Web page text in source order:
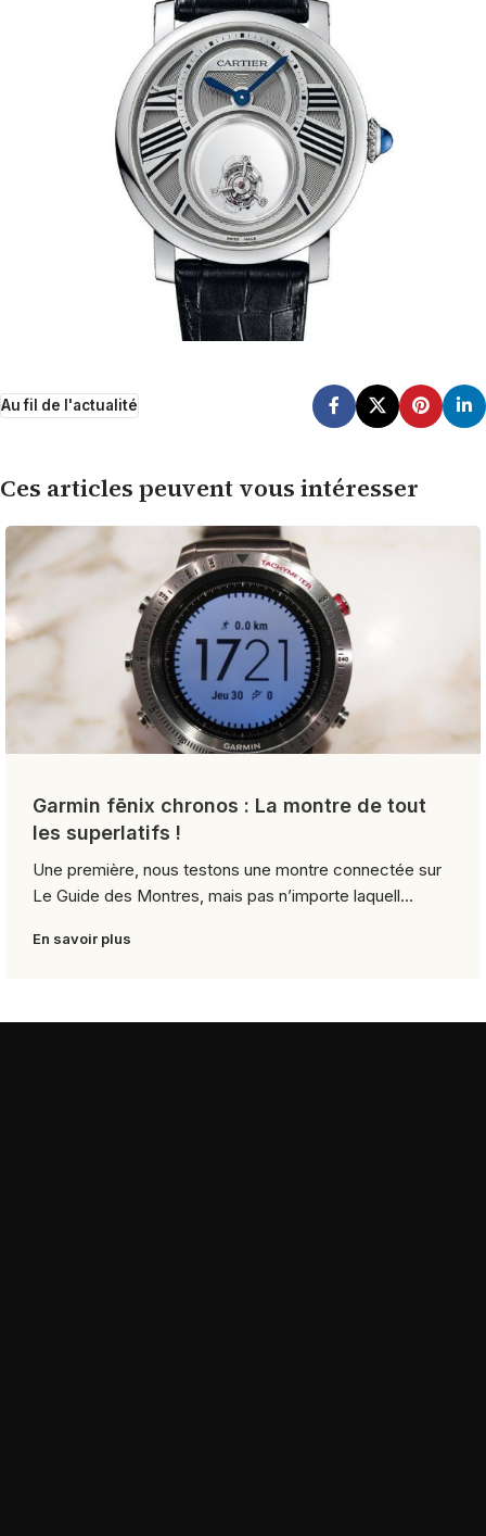
Au fil de l'actualité
Ces articles peuvent vous intéresser
Garmin fēnix chronos : La montre de tout
les superlatifs !
Une première, nous testons une montre connectée sur
Le Guide des Montres, mais pas n’importe laquell...
En savoir plus